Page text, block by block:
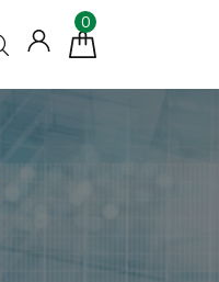
0